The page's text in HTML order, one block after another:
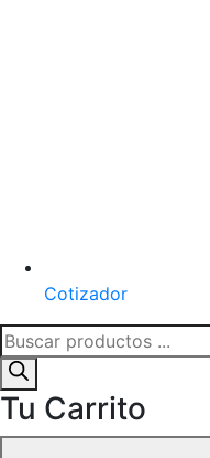
Cotizador
Búsqueda
de
productos
Tu Carrito